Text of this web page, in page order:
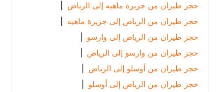
حجز طيران من جزيرة ماهيه إلى الرياض
|
حجز طيران من الرياض إلى جزيرة ماهيه |
حجز طيران من الرياض إلى وارسو
|
حجز طيران من وارسو إلى الرياض
|
حجز طيران من أوسلو إلى الرياض
|
حجز طيران من الرياض إلى أوسلو
|